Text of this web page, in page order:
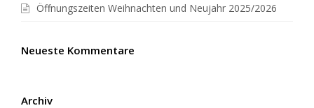
Öffnungszeiten Weihnachten und Neujahr 2025/2026
Neueste Kommentare
Archiv